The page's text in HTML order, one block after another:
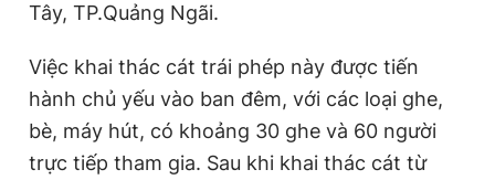
Tây, TP.Quảng Ngãi.
Việc khai thác cát trái phép này được tiến
hành chủ yếu vào ban đêm, với các loại ghe,
bè, máy hút, có khoảng 30 ghe và 60 người
trực tiếp tham gia. Sau khi khai thác cát từ